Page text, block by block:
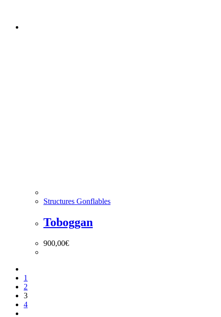
Structures Gonflables
Toboggan
900,00€
1
2
3
4